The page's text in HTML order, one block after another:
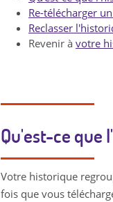
Re-télécharger
Reclasser
Revenir à votre
Qu'est-ce que
Votre historique
fois que vous